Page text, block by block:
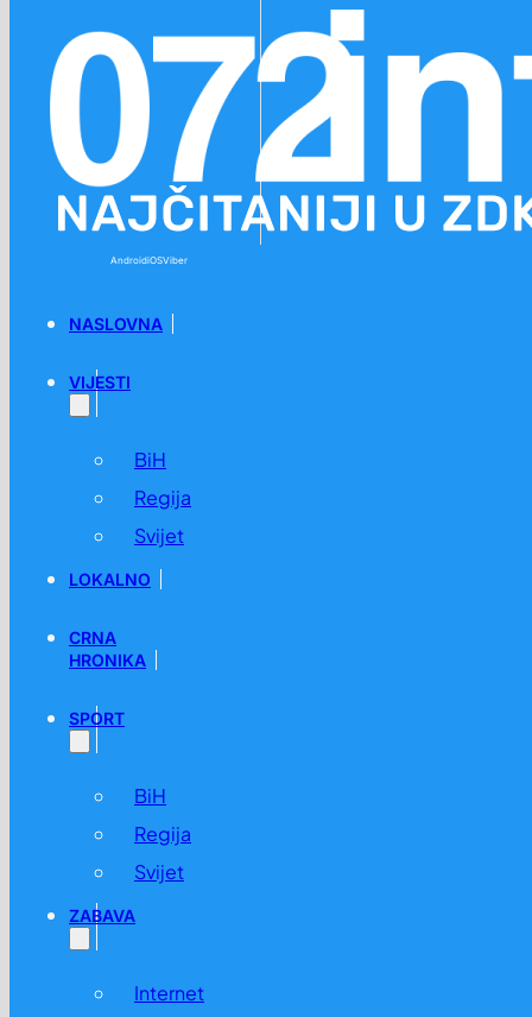
AndroidiOSViber
NASLOVNA
VIJESTI
BiH
Regija
Svijet
LOKALNO
CRNA
HRONIKA
SPORT
BiH
Regija
Svijet
ZABAVA
Internet